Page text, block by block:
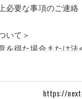
必要な事項のご連絡
いて＞
を得た場合または
て＞
https://